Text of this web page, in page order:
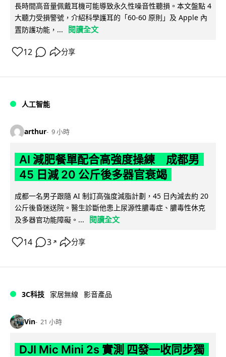
長時間高音量佩戴耳機可能導致永久性噪音性聽損。本文盤點 4
大聽力受損警號，介紹科學護耳的「60-60 原則」及 Apple 內
置防護功能，...
閱讀全文
12 分享
人工智能
arthur 9 小時
AI 減肥餐單配合高強度操練 成都男
45 日減 20 公斤後多器官衰竭
成都一名男子跟隨 AI 制訂高強度減脂計劃，45 日內減去約 20
公斤後昏迷送院。醫生診斷他患上尿源性膿毒症、膿毒性休克
及多器官功能障礙。...
閱讀全文
14 3 ↗ 分享
3C科技 家居無線 影音產品
Vin 21 小時
DJI Mic Mini 2s 實測 四發一收同步獨